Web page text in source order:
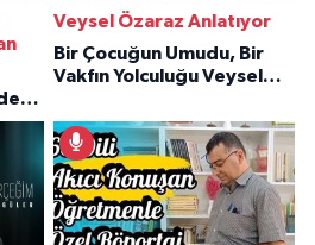
Veysel Özaraz Anlatıyor
Bir Çocuğun Umudu, Bir
Vakfın Yolculuğu Veysel